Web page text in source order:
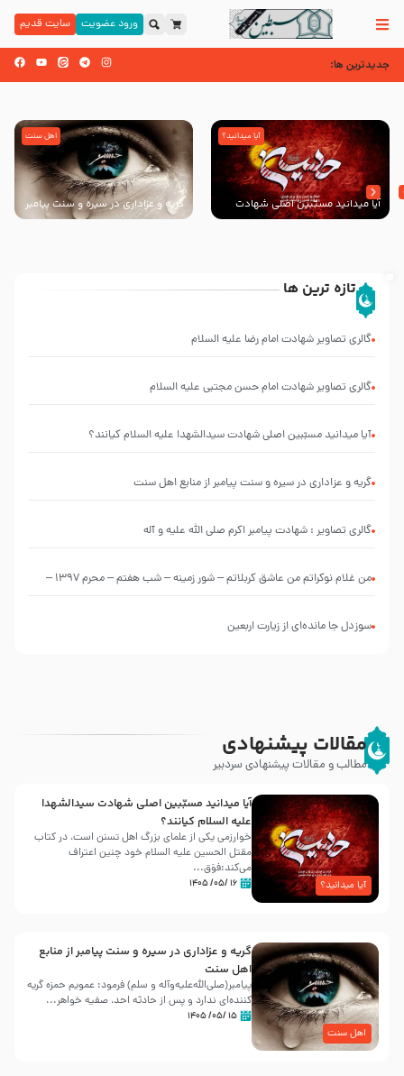
ورود عضویت سایت قدیم
جدیدترین ها:
”
و
با
زیبا و
آیا میدانید مسبّبین اصلی شهادت
سیدالشهدا علیه ‌السلام کیانند؟
آیا میدانید؟
گریه و عزاداری در سیره و سنت پیامبر
از منابع اهل سنت
اهل سنت
تازه ترین ها
گالری تصاویر شهادت امام رضا علیه السلام
گالری تصاویر شهادت امام حسن مجتبی علیه السلام
آیا میدانید مسبّبین اصلی شهادت سیدالشهدا علیه ‌السلام کیانند؟
گریه و عزاداری در سیره و سنت پیامبر از منابع اهل سنت
گالری تصاویر : شهادت پیامبر اکرم صلی الله علیه و آله
من غلام نوکراتم من عاشق کربلاتم – شور زمینه – شب هفتم – محرم 1397 –
سوزدل جا مانده‌ای از زیارت اربعین
مقالات پیشنهادی
مطالب و مقالات پیشنهادی سردبیر
آیا میدانید؟
آیا میدانید مسبّبین اصلی شهادت سیدالشهدا
علیه ‌السلام کیانند؟
خوارزمی یکی از علمای بزرگ اهل تسنن است، در کتاب
مقتل الحسین علیه ‌السلام خود چنین اعتراف
می‌کند:فوَق...
۱۶ /۰۵/ ۱۴۰۵
اهل سنت
گریه و عزاداری در سیره و سنت پیامبر از منابع
اهل سنت
پیامبر(صلی‌الله‌علیه‌وآله و سلم) فرمود: عمویم حمزه گریه
کننده‌ای ندارد و پس از حادثه احد، صفیه خواهر...
۱۵ /۰۵/ ۱۴۰۵